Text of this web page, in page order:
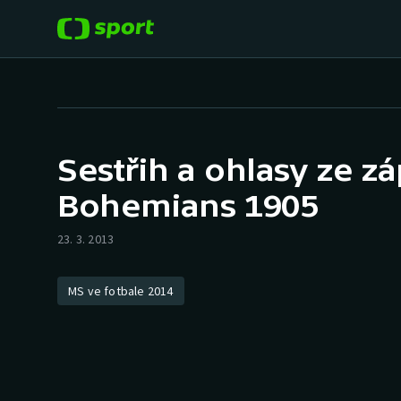
Hokej
Tenis
Cyklistika
Baseball a softbal
Basketbal
Sestřih a ohlasy ze
Bohemians 1905
23. 3. 2013
MS ve fotbale 2014